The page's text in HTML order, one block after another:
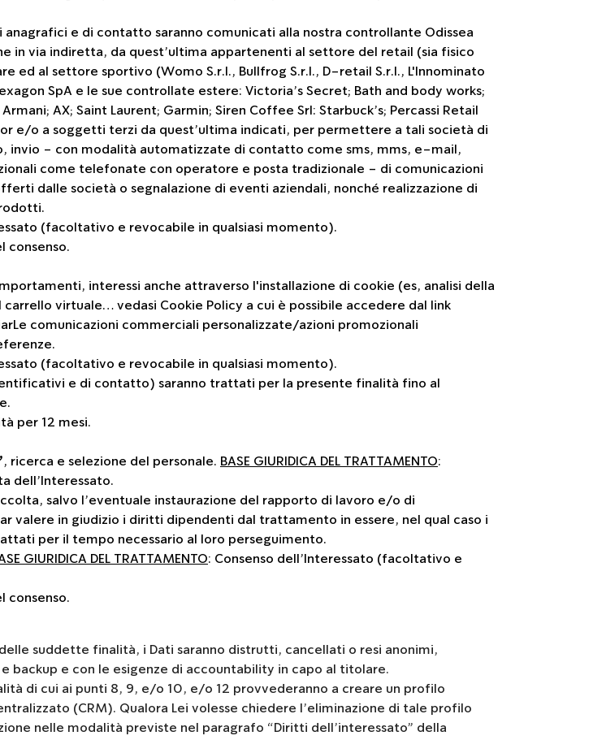
anagrafici e di contatto saranno comunicati alla nostra controllante Odissea
in via indiretta, da quest’ultima appartenenti al settore del retail (sia fisico
al settore sportivo (Womo S.r.l., Bullfrog S.r.l., D-retail S.r.l., L'Innominato
SpA e le sue controllate estere: Victoria’s Secret; Bath and body works;
AX; Saint Laurent; Garmin; Siren Coffee Srl: Starbuck’s; Percassi Retail
e/o a soggetti terzi da quest’ultima indicati, per permettere a tali società di
- con modalità automatizzate di contatto come sms, mms, e-mail,
come telefonate con operatore e posta tradizionale - di comunicazioni
dalle società o segnalazione di eventi aziendali, nonché realizzazione di
(facoltativo e revocabile in qualsiasi momento).
consenso.
interessi anche attraverso l'installazione di cookie (es, analisi della
virtuale… vedasi Cookie Policy a cui è possibile accedere dal link
comunicazioni commerciali personalizzate/azioni promozionali
(facoltativo e revocabile in qualsiasi momento).
e di contatto) saranno trattati per la presente finalità fino al
per 12 mesi.
, ricerca e selezione del personale. BASE GIURIDICA DEL TRATTAMENTO:
dell’Interessato.
salvo l’eventuale instaurazione del rapporto di lavoro e/o di
valere in giudizio i diritti dipendenti dal trattamento in essere, nel qual caso i
per il tempo necessario al loro perseguimento.
GIURIDICA DEL TRATTAMENTO: Consenso dell’Interessato (facoltativo e
consenso.
suddette finalità, i Dati saranno distrutti, cancellati o resi anonimi,
e con le esigenze di accountability in capo al titolare.
di cui ai punti 8, 9, e/o 10, e/o 12 provvederanno a creare un profilo
(CRM). Qualora Lei volesse chiedere l’eliminazione di tale profilo
nelle modalità previste nel paragrafo “Diritti dell’interessato” della